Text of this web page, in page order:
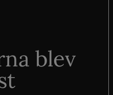
blev